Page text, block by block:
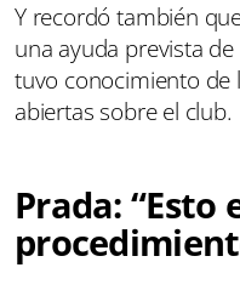
Y recordó también
una ayuda prevista
tuvo conocimiento de
abiertas sobre el club.
Prada: “Esto